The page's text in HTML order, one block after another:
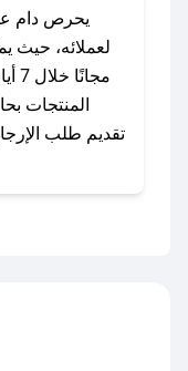
للحصول على
مع صحصح، تسوق
يحرص دام
لعملائه، حيث
المنتجات
تقديم طلب